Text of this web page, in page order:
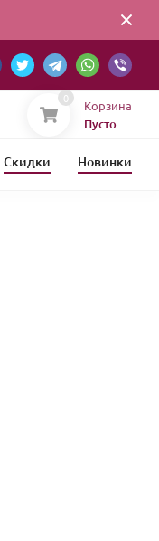
0 Корзина
Пусто
Скидки Новинки